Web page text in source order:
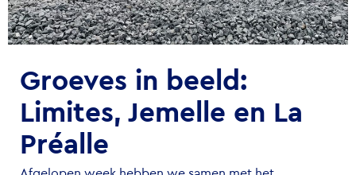
Groeves in beeld:
Limites, Jemelle en La
Préalle